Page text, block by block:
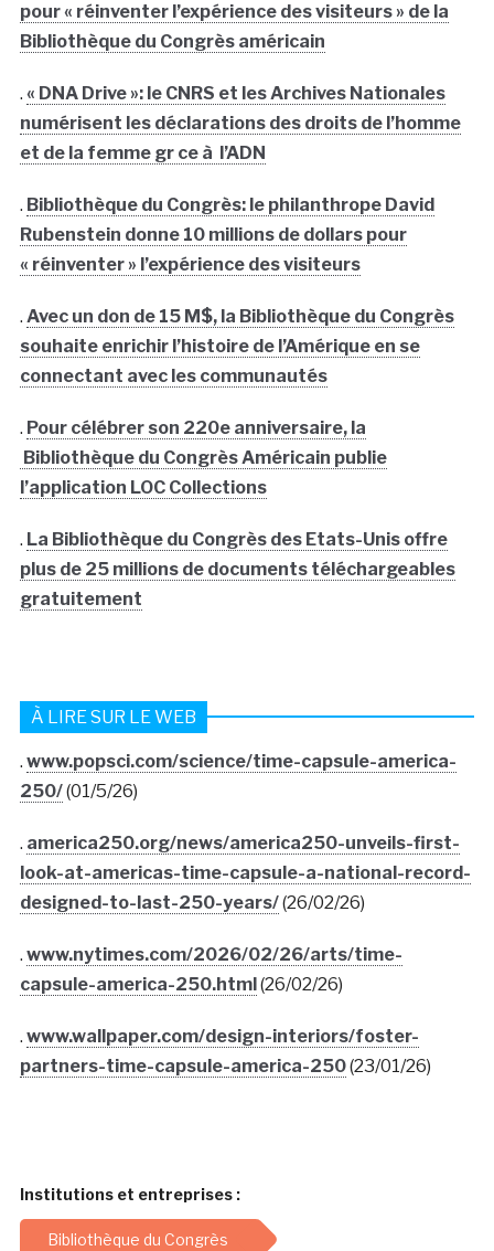
pour « réinventer l’expérience des visiteurs » de la
Bibliothèque du Congrès américain
. « DNA Drive »: le CNRS et les Archives Nationales
numérisent les déclarations des droits de l’homme
et de la femme gr ce à l’ADN
. Bibliothèque du Congrès: le philanthrope David
Rubenstein donne 10 millions de dollars pour
« réinventer » l’expérience des visiteurs
. Avec un don de 15 M$, la Bibliothèque du Congrès
souhaite enrichir l’histoire de l’Amérique en se
connectant avec les communautés
. Pour célébrer son 220e anniversaire, la
Bibliothèque du Congrès Américain publie
l’application LOC Collections
. La Bibliothèque du Congrès des Etats-Unis offre
plus de 25 millions de documents téléchargeables
gratuitement
À LIRE SUR LE WEB
. www.popsci.com/science/time-capsule-america-
250/(01/5/26)
. america250.org/news/america250-unveils-first-
look-at-americas-time-capsule-a-national-record-
designed-to-last-250-years/(26/02/26)
. www.nytimes.com/2026/02/26/arts/time-
capsule-america-250.html (26/02/26)
. www.wallpaper.com/design-interiors/foster-
partners-time-capsule-america-250(23/01/26)
Institutions et entreprises :
Bibliothèque du Congrès